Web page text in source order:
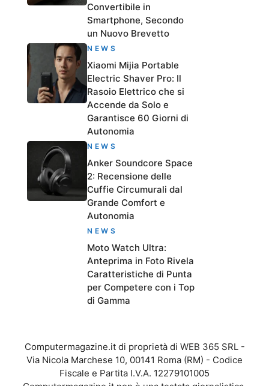
Convertibile in
Smartphone, Secondo
un Nuovo Brevetto
NEWS
Xiaomi Mijia Portable
Electric Shaver Pro: Il
Rasoio Elettrico che si
Accende da Solo e
Garantisce 60 Giorni di
Autonomia
NEWS
Anker Soundcore Space
2: Recensione delle
Cuffie Circumurali dal
Grande Comfort e
Autonomia
NEWS
Moto Watch Ultra:
Anteprima in Foto Rivela
Caratteristiche di Punta
per Competere con i Top
di Gamma
Computermagazine.it di proprietà di WEB 365 SRL -
Via Nicola Marchese 10, 00141 Roma (RM) - Codice
Fiscale e Partita I.V.A. 12279101005